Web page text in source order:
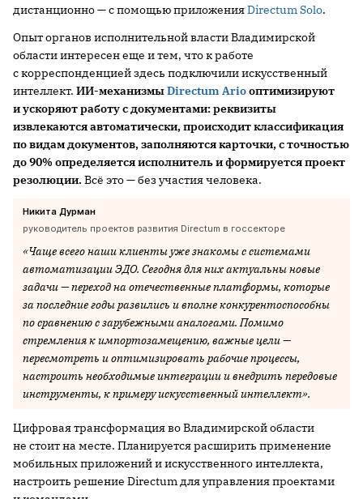
дистанционно — с помощью приложенияDirectum Solo.
Опыт органов исполнительной власти Владимирской
области интересен еще и тем, что к работе
с корреспонденцией здесь подключили искусственный
интеллект. ИИ-механизмыDirectumArioоптимизируют
и ускоряют работу с документами: реквизиты
извлекаются автоматически, происходит классификация
по видам документов, заполняются карточки, с точностью
до 90% определяется исполнитель и формируется проект
резолюции. Всё это — без участия человека.
Никита Дурман
руководитель проектов развития Directum в госсекторе
«Чаще всего наши клиенты уже знакомы с системами
автоматизации ЭДО. Сегодня для них актуальны новые
задачи — переход на отечественные платформы, которые
за последние годы развились и вполне конкурентоспособны
по сравнению с зарубежными аналогами. Помимо
стремления к импортозамещению, важные цели —
пересмотреть и оптимизировать рабочие процессы,
настроить необходимые интеграции и внедрить передовые
инструменты, к примеру искусственный интеллект».
Цифровая трансформация во Владимирской области
не стоит на месте. Планируется расширить применение
мобильных приложений и искусственного интеллекта,
настроить решение Directum для управления проектами